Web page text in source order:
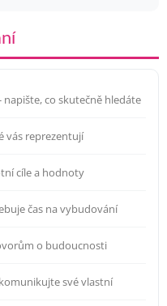
co skutečně hledáte
vás reprezentují
cíle a hodnoty
čas na vybudování
o budoucnosti
své vlastní